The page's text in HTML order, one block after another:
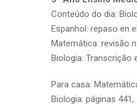
Conteúdo do dia:
Espanhol: repaso en
Matemática: revisão
Biologia: Transcrição
Para casa:
Biologia: páginas 441,